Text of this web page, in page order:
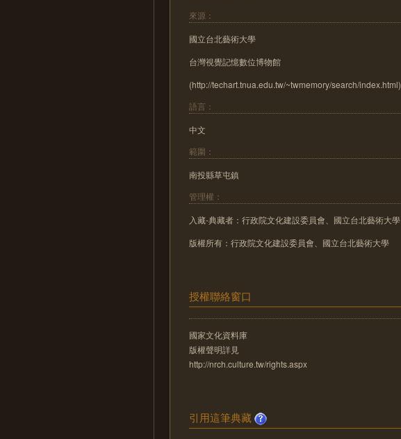
來源：
國立台北藝術大學
台灣視覺記憶數位博物館
(http://techart.tnua.edu.tw/~twmemory/search/index.html)
語言：
中文
範圍：
南投縣草屯鎮
管理權：
入藏-典藏者：行政院文化建設委員會、國立台北藝術大學
版權所有：行政院文化建設委員會、國立台北藝術大學
授權聯絡窗口
國家文化資料庫
版權聲明詳見
http://nrch.culture.tw/rights.aspx
引用這筆典藏